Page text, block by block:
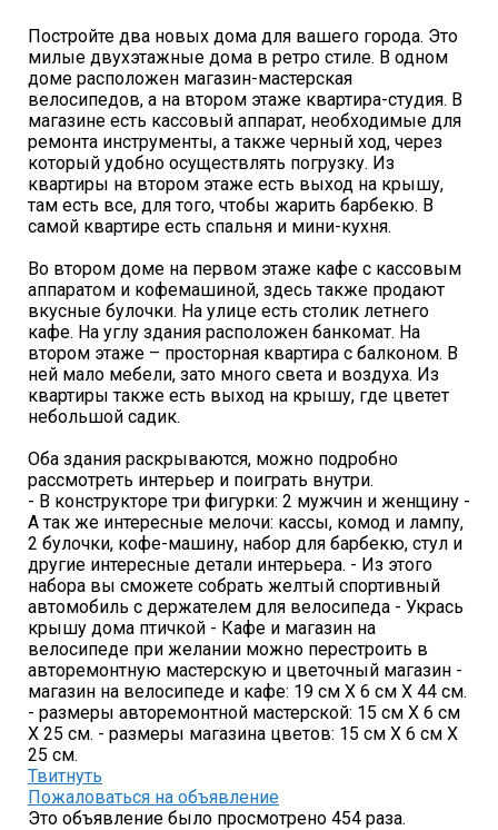
Постройте два новых дома для вашего города. Это
милые двухэтажные дома в ретро стиле. В одном
доме расположен магазин-мастерская
велосипедов, а на втором этаже квартира-студия. В
магазине есть кассовый аппарат, необходимые для
ремонта инструменты, а также черный ход, через
который удобно осуществлять погрузку. Из
квартиры на втором этаже есть выход на крышу,
там есть все, для того, чтобы жарить барбекю. В
самой квартире есть спальня и мини-кухня.
Во втором доме на первом этаже кафе с кассовым
аппаратом и кофемашиной, здесь также продают
вкусные булочки. На улице есть столик летнего
кафе. На углу здания расположен банкомат. На
втором этаже – просторная квартира с балконом. В
ней мало мебели, зато много света и воздуха. Из
квартиры также есть выход на крышу, где цветет
небольшой садик.
Оба здания раскрываются, можно подробно
рассмотреть интерьер и поиграть внутри.
- В конструкторе три фигурки: 2 мужчин и женщину -
А так же интересные мелочи: кассы, комод и лампу,
2 булочки, кофе-машину, набор для барбекю, стул и
другие интересные детали интерьера. - Из этого
набора вы сможете собрать желтый спортивный
автомобиль с держателем для велосипеда - Укрась
крышу дома птичкой - Кафе и магазин на
велосипеде при желании можно перестроить в
авторемонтную мастерскую и цветочный магазин -
магазин на велосипеде и кафе: 19 см X 6 см X 44 см.
- размеры авторемонтной мастерской: 15 см X 6 см
X 25 см. - размеры магазина цветов: 15 см X 6 см X
25 см.
Твитнуть
Пожаловаться на объявление
Это объявление было просмотрено 454 раза.